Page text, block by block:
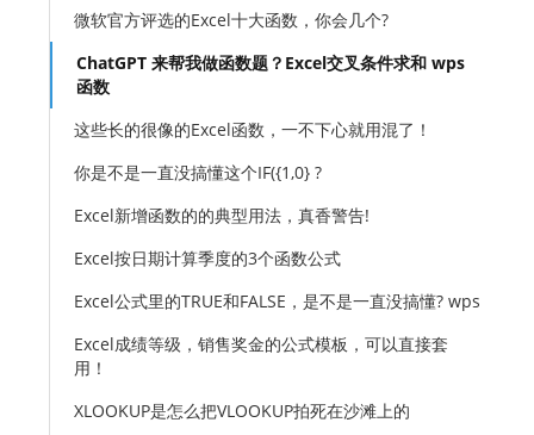
微软官方评选的Excel十大函数，你会几个?
ChatGPT 来帮我做函数题？Excel交叉条件求和 wps
函数
这些长的很像的Excel函数，一不下心就用混了！
你是不是一直没搞懂这个IF({1,0} ?
Excel新增函数的的典型用法，真香警告!
Excel按日期计算季度的3个函数公式
Excel公式里的TRUE和FALSE，是不是一直没搞懂? wps
Excel成绩等级，销售奖金的公式模板，可以直接套
用！
XLOOKUP是怎么把VLOOKUP拍死在沙滩上的